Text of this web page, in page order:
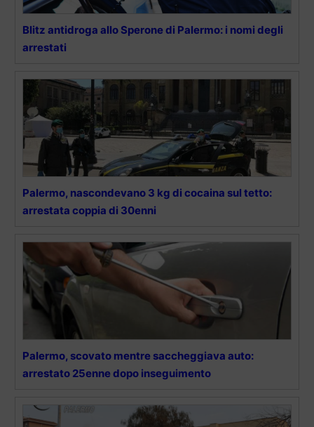
Blitz antidroga allo Sperone di Palermo: i nomi degli
arrestati
Palermo, nascondevano 3 kg di cocaina sul tetto:
arrestata coppia di 30enni
Palermo, scovato mentre saccheggiava auto:
arrestato 25enne dopo inseguimento